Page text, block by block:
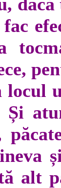
locul
Și
alt